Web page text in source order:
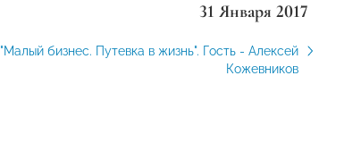
31 Января 2017
"Малый бизнес. Путевка в жизнь". Гость - Алексей
Кожевников